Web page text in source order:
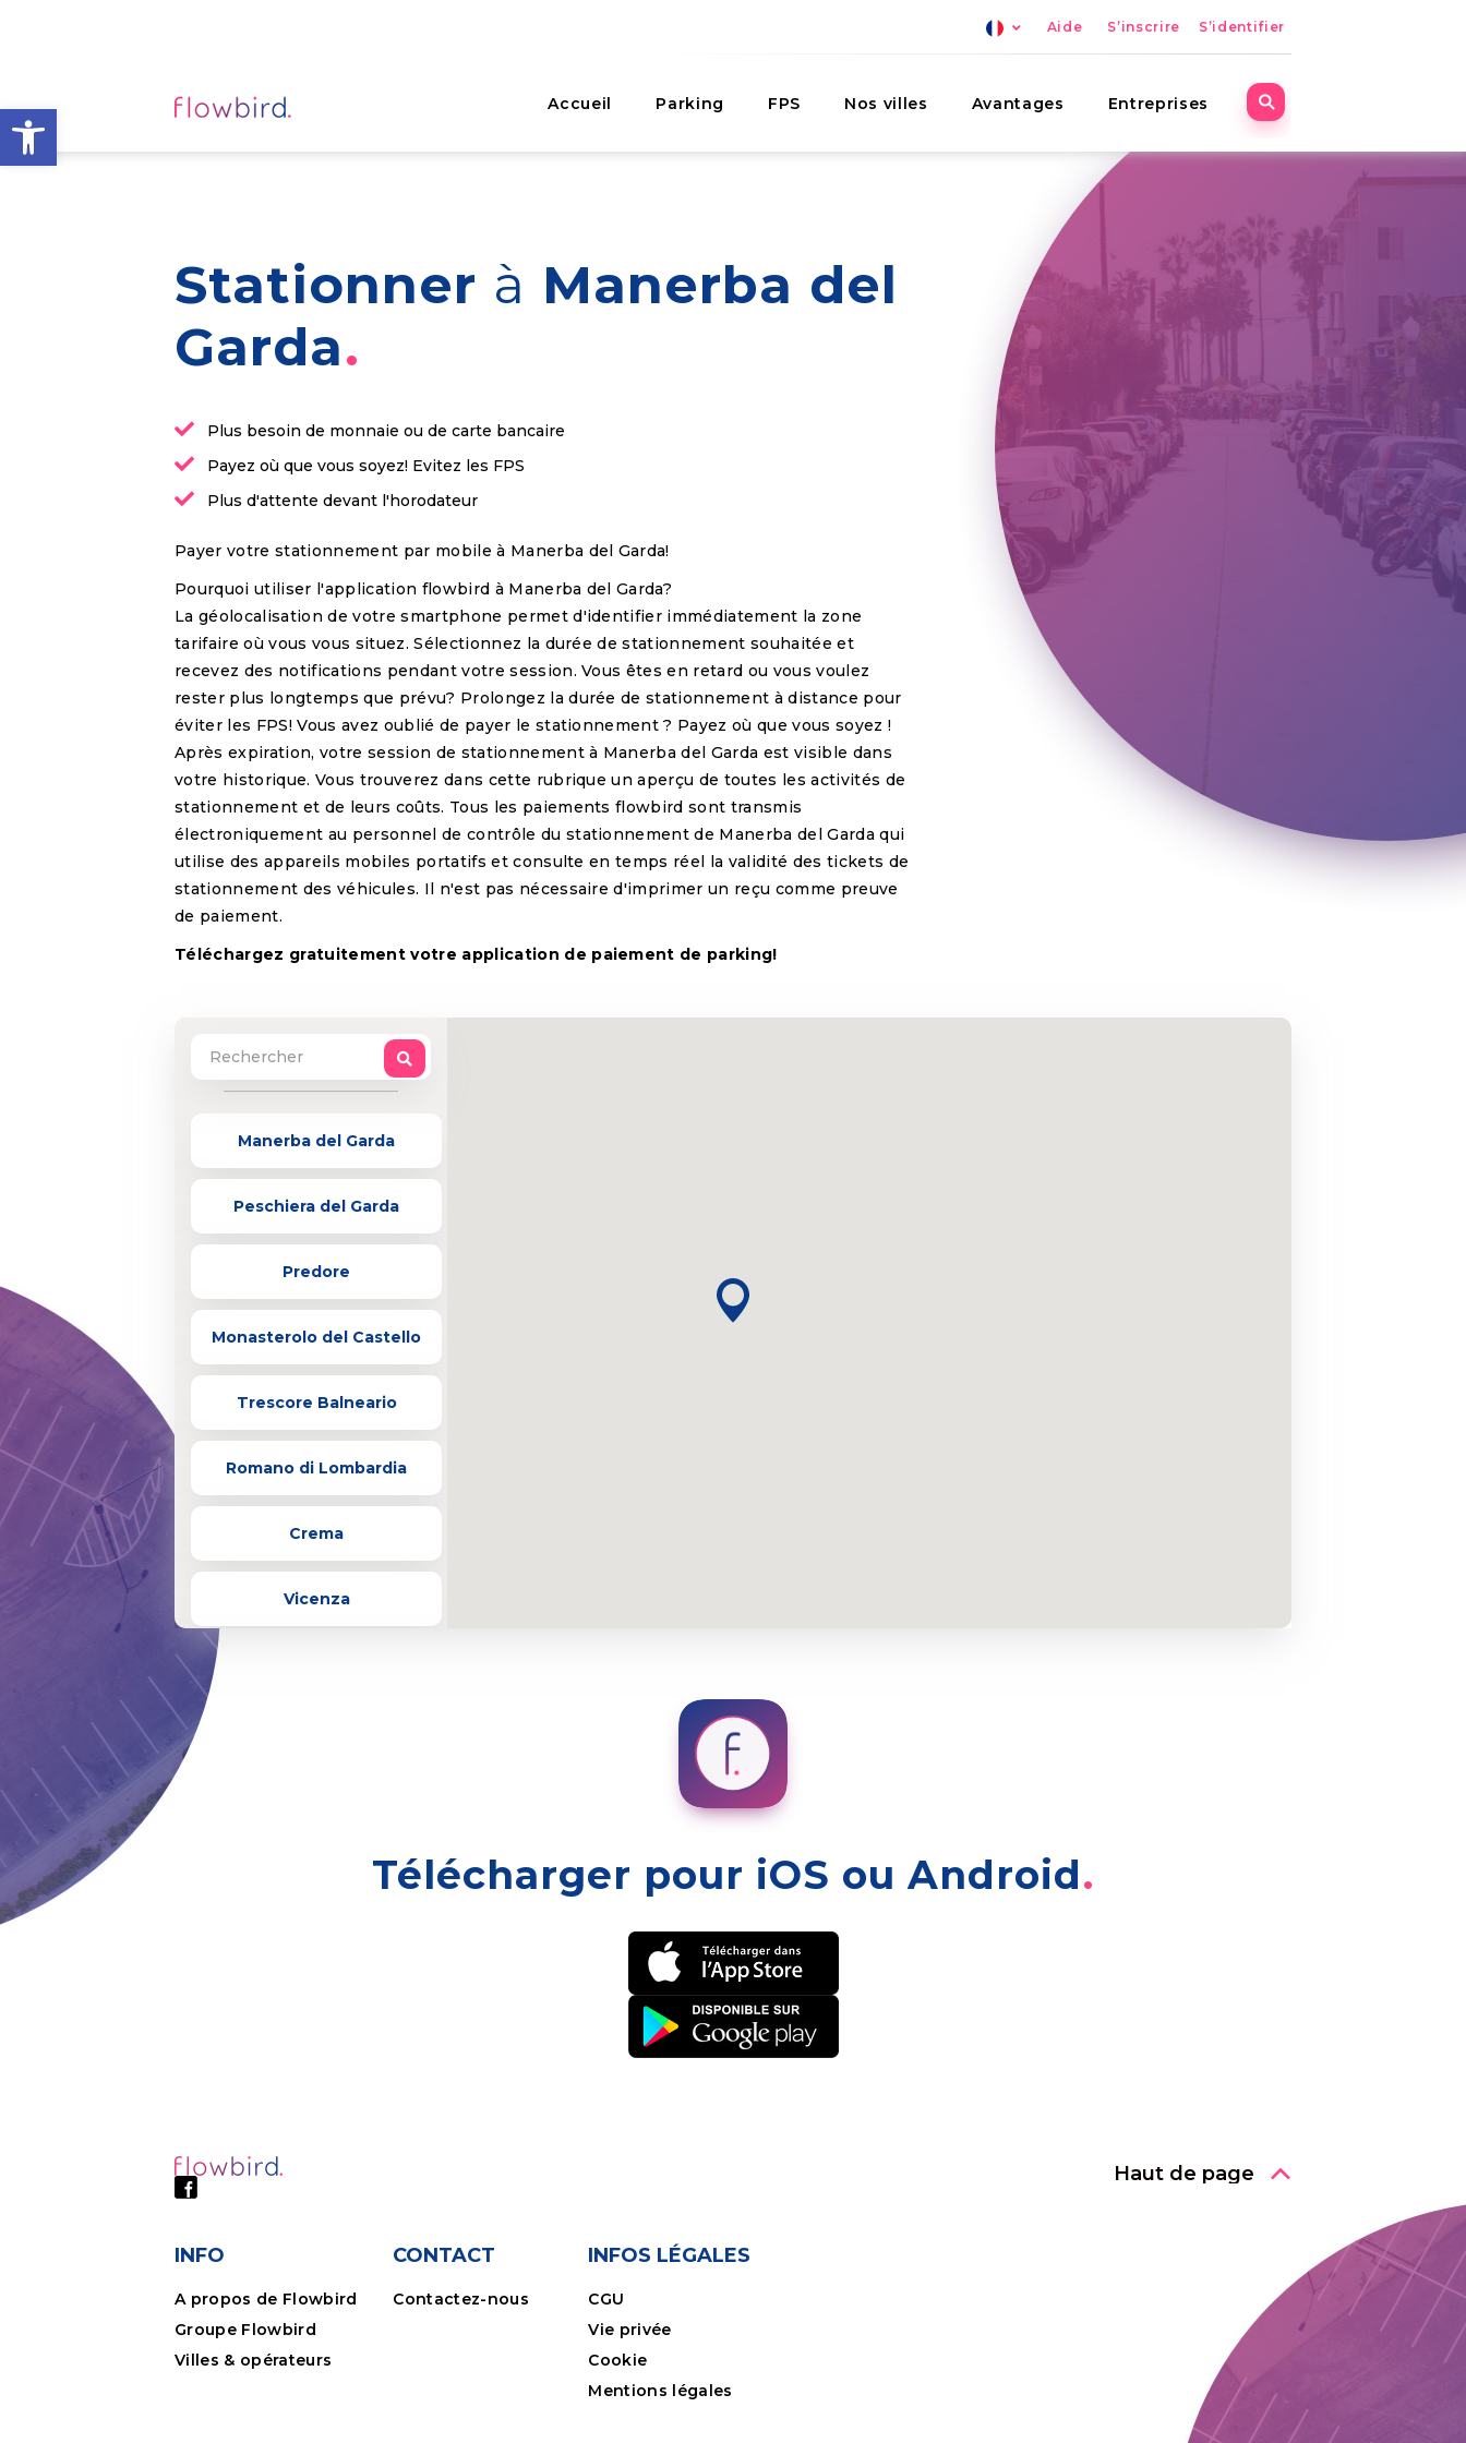
Ouvrir la barre d’outils
Aide S’inscrire S’identifier
Accueil Parking FPS Nos villes Avantages Entreprises
Stationner à Manerba del
Garda
Plus besoin de monnaie ou de carte bancaire
Payez où que vous soyez! Evitez les FPS
Plus d'attente devant l'horodateur
Payer votre stationnement par mobile à Manerba del Garda!
Pourquoi utiliser l'application flowbird à Manerba del Garda?
La géolocalisation de votre smartphone permet d'identifier immédiatement la zone
tarifaire où vous vous situez. Sélectionnez la durée de stationnement souhaitée et
recevez des notifications pendant votre session. Vous êtes en retard ou vous voulez
rester plus longtemps que prévu? Prolongez la durée de stationnement à distance pour
éviter les FPS! Vous avez oublié de payer le stationnement ? Payez où que vous soyez !
Après expiration, votre session de stationnement à Manerba del Garda est visible dans
votre historique. Vous trouverez dans cette rubrique un aperçu de toutes les activités de
stationnement et de leurs coûts. Tous les paiements flowbird sont transmis
électroniquement au personnel de contrôle du stationnement de Manerba del Garda qui
utilise des appareils mobiles portatifs et consulte en temps réel la validité des tickets de
stationnement des véhicules. Il n'est pas nécessaire d'imprimer un reçu comme preuve
de paiement.
Téléchargez gratuitement votre application de paiement de parking!
Manerba del Garda
Peschiera del Garda
Predore
Monasterolo del Castello
Trescore Balneario
Romano di Lombardia
Crema
Vicenza
Mogliano Veneto
Télécharger pour iOS ou Android
Haut de page
INFO
A propos de Flowbird
Groupe Flowbird
Villes & opérateurs
CONTACT
Contactez-nous
INFOS LÉGALES
CGU
Vie privée
Cookie
Mentions légales